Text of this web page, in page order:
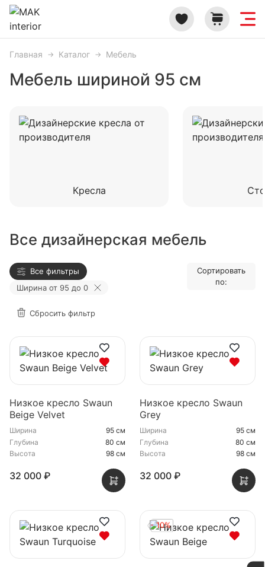
Главная Каталог Мебель
Мебель шириной 95 см
Кресла
Все дизайнерская мебель
Все фильтры
Ширина от 95 до 0
Сбросить фильтр
Сортировать
по:
Низкое кресло Swaun
Beige Velvet
Ширина
95 см
Глубина
80 см
Высота
98 см
32 000 ₽
Низкое кресло Swaun
Grey
Ширина
95 см
Глубина
80 см
Высота
98 см
32 000 ₽
- 10%